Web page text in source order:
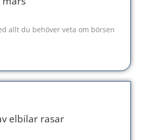
allt du behöver veta om börsen
elbilar rasar